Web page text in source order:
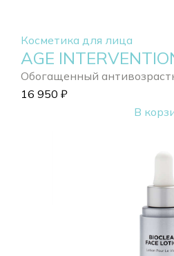
Косметика для лица
AGE
Обогащенный
16 950 ₽
В